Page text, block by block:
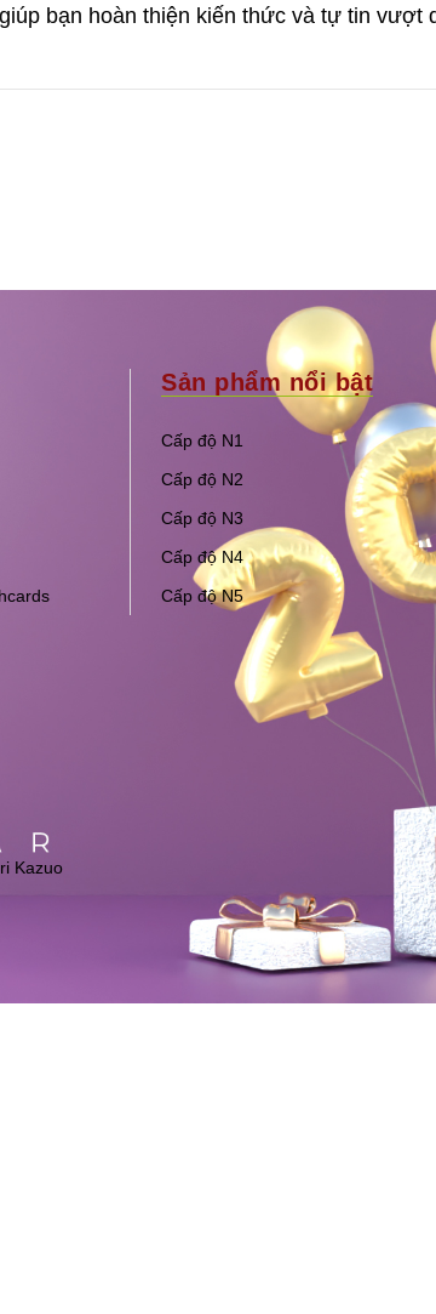
bạn hoàn thiện kiến thức và tự tin vượt
Kazuo
Sản phẩm nổi bật
Cấp độ N1
Cấp độ N2
Cấp độ N3
Cấp độ N4
Cấp độ N5